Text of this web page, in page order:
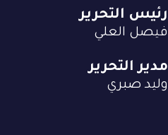
رئيس التحرير
فيصل العلي
مدير التحرير
وليد صبري